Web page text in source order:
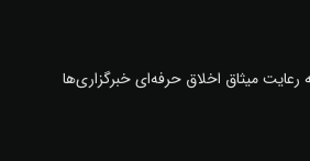
رعایت میثاق اخلاق حرفه‌ای خبرگزاری‌ها